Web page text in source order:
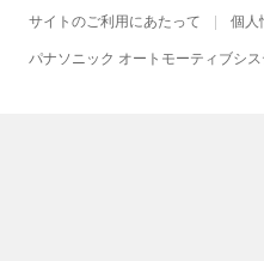
サイトのご利用にあたって 個人
パナソニック オートモーティブシ